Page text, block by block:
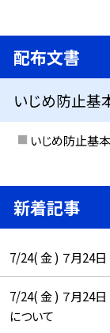
配布文書
いじめ防止基
いじめ防止基
新着記事
7/24( 金 ) ７月24日
7/24( 金 ) ７月24日
について